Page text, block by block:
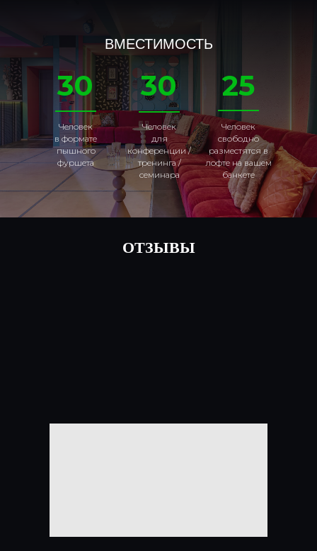
25
30
30
ВМЕСТИМОСТЬ
Человек
в формате
пышного
фуршета
Человек
для
конференции /
тренинга /
семинара
Человек
свободно
разместятся в
лофте на вашем
банкете
ОТЗЫВЫ